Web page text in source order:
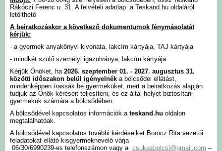
Intézmények
Pályázatok
Galéria
Civil szervezetek
Szolgáltatások
Helyi vállalkozások
Rákóczi Ferenc u. 31. A felvételi adatlap a Teskand.hu oldaláról
letölthető
A beiratkozáskor a következő dokumentumok fénymásolatát
kérjük:
- a gyermek anyakönyvi kivonata, lakcím kártyája, TAJ kártyája
- mindkét szülő személyi igazolványa, lakcím kártyája
Kérjük Önöket, ha 2026. szeptember 01. - 2027. augusztus 31.
közötti időszakon belül igényelnék a bölcsődei ellátást,
mindenképpen írassák be gyermeküket, mert a beiratkozás alapján
tudjuk az Önök kéréseit teljesíteni, és ez által helyet biztosítani
gyermekük számára a bölcsődében.
A bölcsődével kapcsolatos információk a teskand.hu oldalon
megtalálhatóak.
A bölcsődével kapcsolatos további kérdéseiket Böröcz Rita vezetői
feladatokat ellátó kisgyermeknevelő várja
06/30/6990239-es telefonszámon vagy a csukasbolcsi@gmail.com –